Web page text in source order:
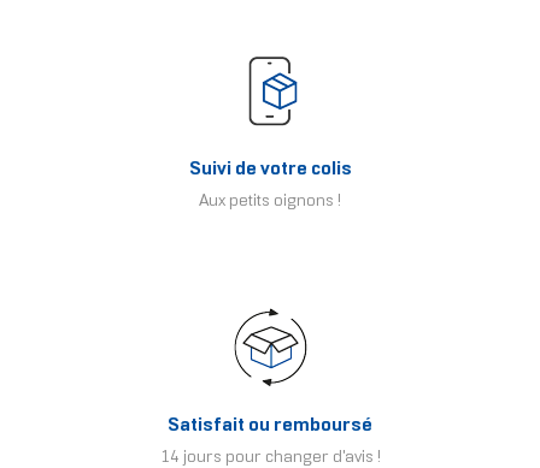
Suivi de votre colis
Aux petits oignons !
Satisfait ou remboursé
14 jours pour changer d'avis !